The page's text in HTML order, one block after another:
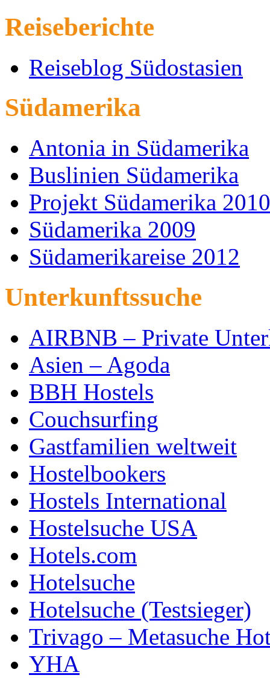
Reiseberichte
Reiseblog Südostasien
Südamerika
Antonia in Südamerika
Buslinien Südamerika
Projekt Südamerika 2010
Südamerika 2009
Südamerikareise 2012
Unterkunftssuche
AIRBNB – Private
Asien – Agoda
BBH Hostels
Couchsurfing
Gastfamilien weltweit
Hostelbookers
Hostels International
Hostelsuche USA
Hotels.com
Hotelsuche
Hotelsuche (Testsieger)
Trivago – Metasuche
YHA